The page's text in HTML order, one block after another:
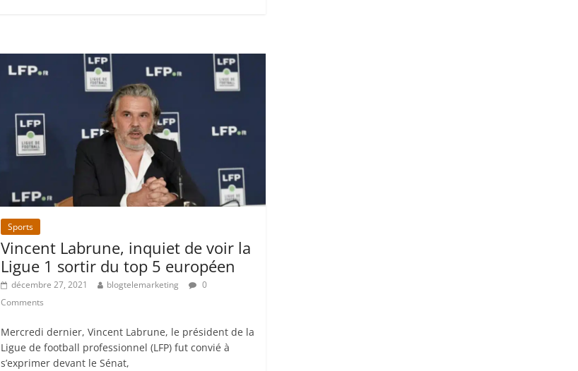
Sports
Vincent Labrune, inquiet de voir la
Ligue 1 sortir du top 5 européen
décembre 27, 2021 blogtelemarketing
0
Comments
Mercredi dernier, Vincent Labrune, le président de la
Ligue de football professionnel (LFP) fut convié à
s’exprimer devant le Sénat,